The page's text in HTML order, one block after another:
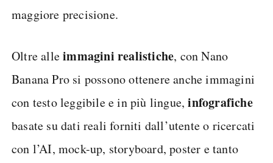
maggiore precisione.
Oltre alleimmagini realistiche, con Nano
Banana Pro si possono ottenere anche immagini
con testo leggibile e in più lingue,infografiche
basate su dati reali forniti dall’utente o ricercati
con l’AI, mock-up, storyboard, poster e tanto